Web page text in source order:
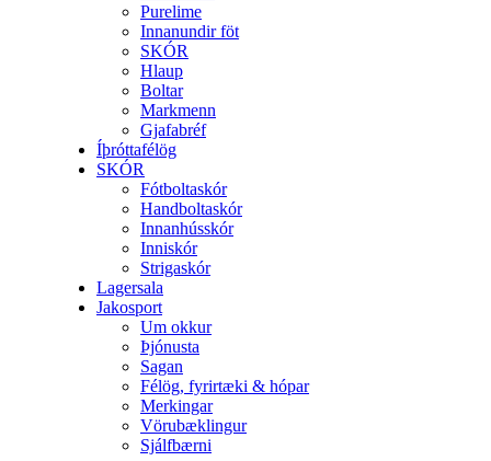
Purelime
Innanundir föt
SKÓR
Hlaup
Boltar
Markmenn
Gjafabréf
Íþróttafélög
SKÓR
Fótboltaskór
Handboltaskór
Innanhússkór
Inniskór
Strigaskór
Lagersala
Jakosport
Um okkur
Þjónusta
Sagan
Félög, fyrirtæki & hópar
Merkingar
Vörubæklingur
Sjálfbærni